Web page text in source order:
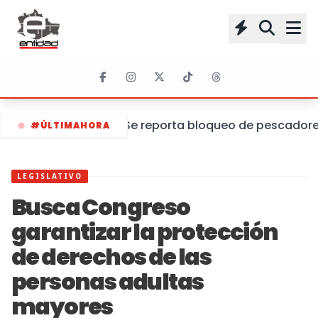
#ÚLTIMAHORA Se reporta bloqueo de
LEGISLATIVO
Busca Congreso
garantizar la protección
de derechos de las
personas adultas
mayores